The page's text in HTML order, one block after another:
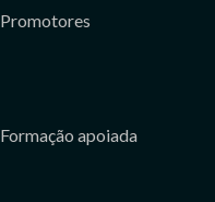
Promotores
Formação apoiada